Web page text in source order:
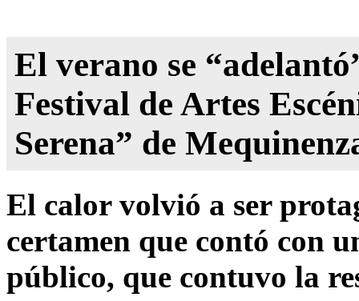
El verano se
Festival de Artes
Serena” de
El calor volvió a ser
certamen que contó con
público, que contuvo la